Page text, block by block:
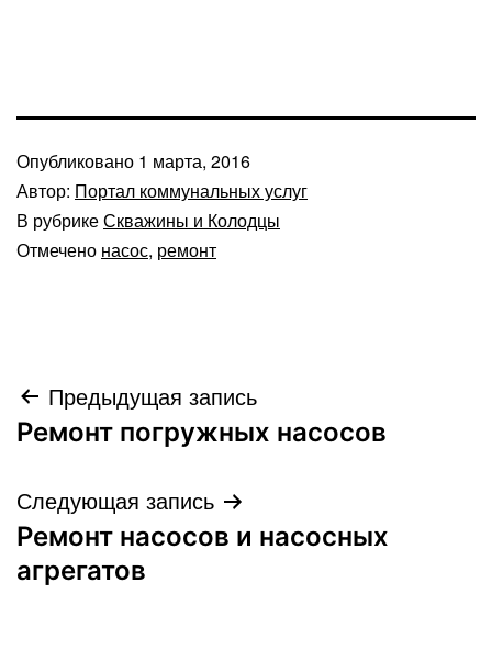
Опубликовано 1 марта, 2016
Автор: Портал коммунальных услуг
В рубрикеСкважины и Колодцы
Отмечено насос, ремонт
Навигация
по
записям
Предыдущая запись
Ремонт погружных насосов
Следующая запись
Ремонт насосов и насосных
агрегатов